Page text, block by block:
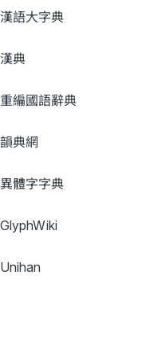
語大字典
典
編國語辭典
典網
體字字典